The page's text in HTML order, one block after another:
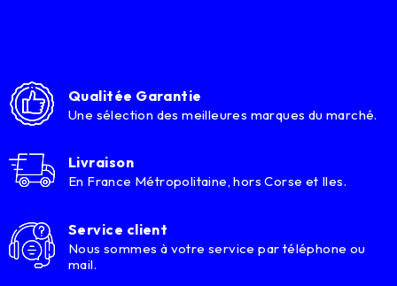
Qualitée Garantie
Une sélection des meilleures marques du marché.
Livraison
En France Métropolitaine, hors Corse et Iles.
Service client
Nous sommes à votre service par téléphone ou
mail.